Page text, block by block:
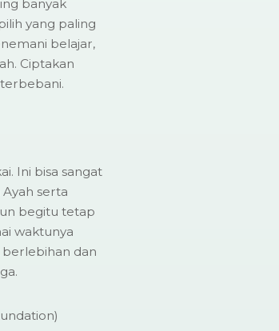
banyak
yang paling
belajar,
Ciptakan
Ini bisa sangat
serta
begitu tetap
waktunya
berlebihan dan